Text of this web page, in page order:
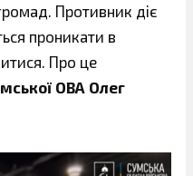
Противник діє
проникати в
Про це
ОВА Олег